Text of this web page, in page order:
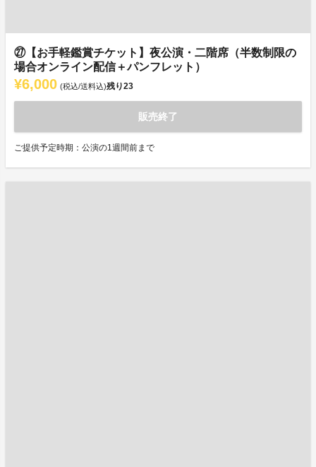
㉗【お手軽鑑賞チケット】夜公演・二階席（半数制限の
場合オンライン配信＋パンフレット）
¥6,000 (税込/送料込)残り23
販売終了
ご提供予定時期：公演の1週間前まで